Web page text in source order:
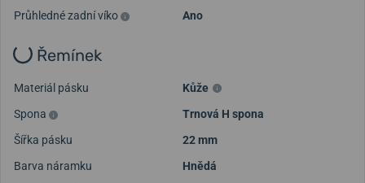
Průhledné zadní víko
Ano
Řemínek
Materiál pásku
Kůže
Spona
Trnová H spona
Šířka pásku
22 mm
Barva náramku
Hnědá